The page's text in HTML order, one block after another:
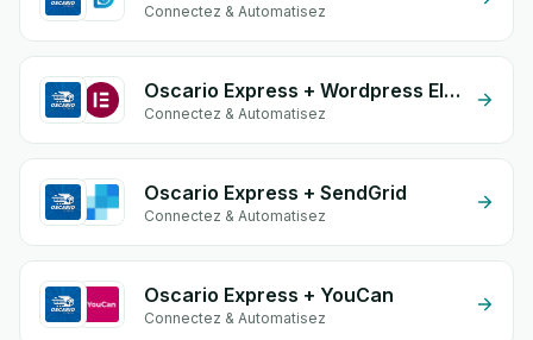
Connectez & Automatisez
Oscario Express + Wordpress Elementor
Connectez & Automatisez
Oscario Express + SendGrid
Connectez & Automatisez
Oscario Express + YouCan
Connectez & Automatisez